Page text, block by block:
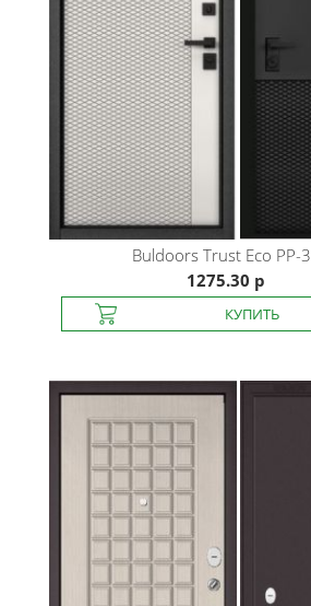
BuldoorsTrust Eco PP-3
1275.30 р